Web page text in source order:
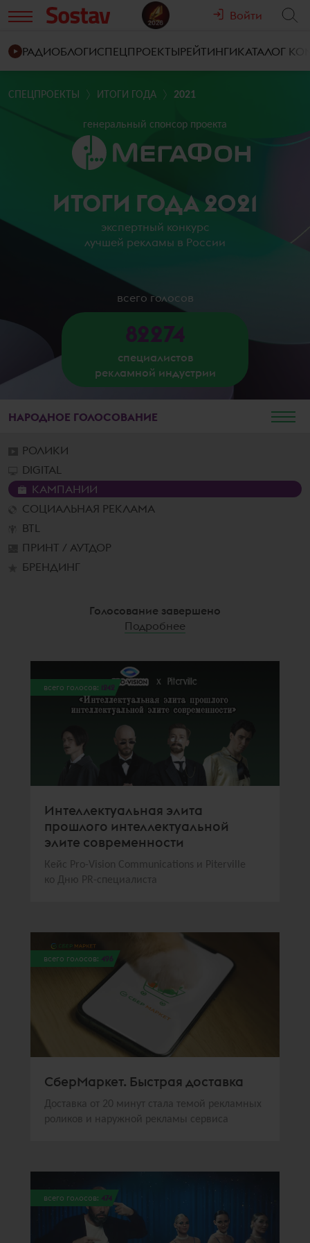
Войти
РАДИОБЛОГИСПЕЦПРОЕКТЫРЕЙТИНГИКАТАЛОГ
СПЕЦПРОЕКТЫ ИТОГИ ГОДА 2021
генеральный спонсор проекта
ИТОГИ ГОДА 2021
экспертный конкурс
лучшей рекламы в России
всего голосов
82274
специалистов
рекламной индустрии
НАРОДНОЕ ГОЛОСОВАНИЕ
РОЛИКИ
DIGITAL
КАМПАНИИ
СОЦИАЛЬНАЯ РЕКЛАМА
BTL
ПРИНТ / АУТДОР
БРЕНДИНГ
Голосование завершено
Подробнее
всего голосов: 1242
Интеллектуальная элита
прошлого интеллектуальной
элите современности
Кейс Pro-Vision Communications и Piterville
ко Дню PR-специалиста
всего голосов: 496
СберМаркет. Быстрая доставка
Доставка от 20 минут стала темой рекламных
роликов и наружной рекламы сервиса
всего голосов: 474